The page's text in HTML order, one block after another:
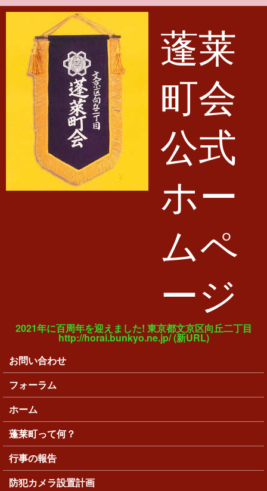
メインコンテンツに移動
蓬莱
町会
公式
ホー
ムペ
ージ
2021年に百周年を迎えました! 東京都文京区向丘二丁目
http://horai.bunkyo.ne.jp/ (新URL)
メインメニュー
お問い合わせ
フォーラム
ホーム
蓬莱町って何？
行事の報告
防犯カメラ設置計画